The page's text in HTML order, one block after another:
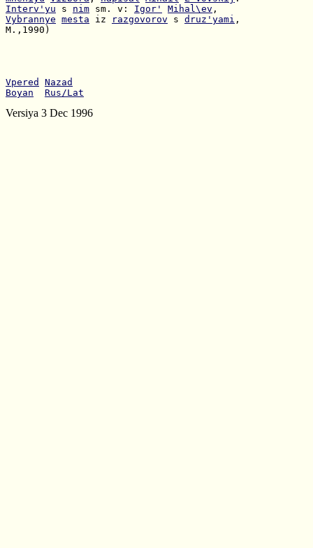
Interv'yu s nim sm. v: Igor' Mihal\ev
Vybrannye mesta iz razgovorov s druz'yami
M.,1990)
Vpered
Nazad
Boyan
Rus/Lat
Versiya 3 Dec 1996